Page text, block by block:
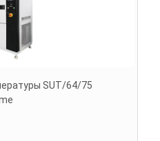
SUT/64/75